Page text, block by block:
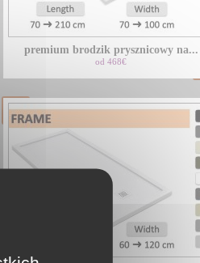
premium brodzik prysznicowy na...
od 468€